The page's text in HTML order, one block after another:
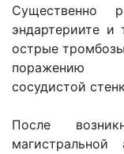
Существенно
эндартериите
острые
поражению
сосудистой
После